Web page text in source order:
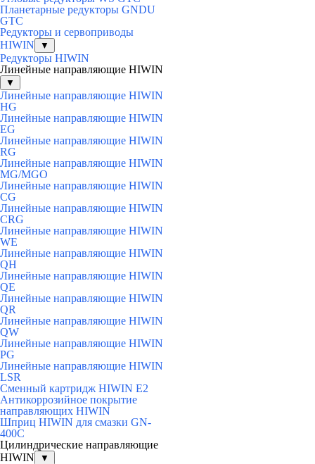
Планетарные редукторы GNDU
GTC
Редукторы и сервоприводы
HIWIN
▼
Редукторы HIWIN
Линейные направляющие HIWIN
▼
Линейные направляющие HIWIN
HG
Линейные направляющие HIWIN
EG
Линейные направляющие HIWIN
RG
Линейные направляющие HIWIN
MG/MGO
Линейные направляющие HIWIN
CG
Линейные направляющие HIWIN
CRG
Линейные направляющие HIWIN
WE
Линейные направляющие HIWIN
QH
Линейные направляющие HIWIN
QE
Линейные направляющие HIWIN
QR
Линейные направляющие HIWIN
QW
Линейные направляющие HIWIN
PG
Линейные направляющие HIWIN
LSR
Сменный картридж HIWIN E2
Антикоррозийное покрытие
направляющих HIWIN
Шприц HIWIN для смазки GN-
400C
Цилиндрические направляющие
HIWIN
▼